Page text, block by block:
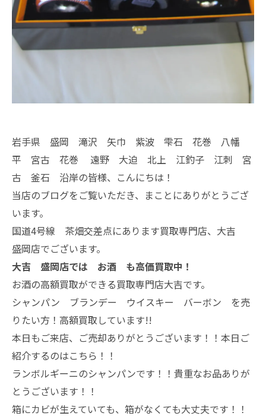
岩手県 盛岡 滝沢 矢巾 紫波 雫石 花巻 八幡
平 宮古 花巻 遠野 大迫 北上 江釣子 江刺 宮
古 釜石 沿岸の皆様、こんにちは！
当店のブログをご覧いただき、まことにありがとうござ
います。
国道4号線 茶畑交差点にあります買取専門店、大吉
盛岡店でございます。
大吉 盛岡店では お酒 も高価買取中！
お酒の高額買取ができる買取専門店大吉です。
シャンパン ブランデー ウイスキー バーボン を売
りたい方！高額買取しています!!
本日もご来店、ご売却ありがとうございます！！本日ご
紹介するのはこちら！！
ランボルギーニのシャンパンです！！貴重なお品ありが
とうございます！！
箱にカビが生えていても、箱がなくても大丈夫です！！